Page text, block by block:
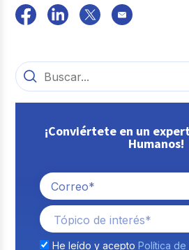
¡Conviértete en un
Humanos!
He leído y acepto Política